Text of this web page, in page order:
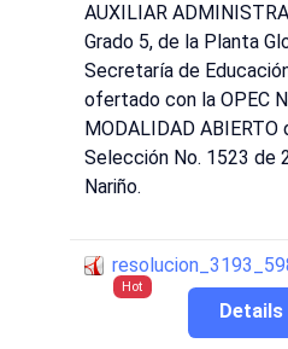
AUXILIAR
Grado 5, de la Planta
Secretaría de
ofertado con la OPEC
MODALIDAD
Selección No. 1523 de
Nariño.
Hot
Details